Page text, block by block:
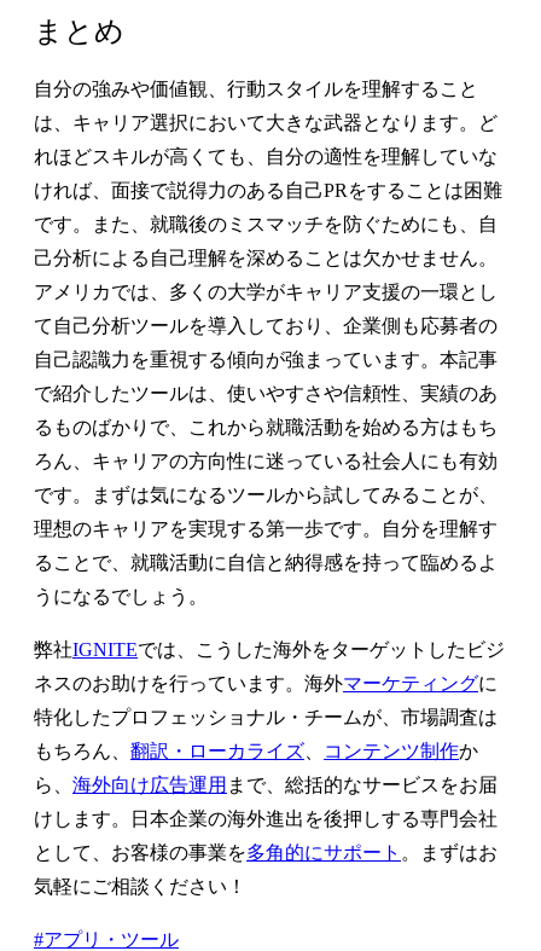
まとめ
自分の強みや価値観、行動スタイルを理解すること
は、キャリア選択において大きな武器となります。ど
れほどスキルが高くても、自分の適性を理解していな
ければ、面接で説得力のある自己PRをすることは困難
です。また、就職後のミスマッチを防ぐためにも、自
己分析による自己理解を深めることは欠かせません。
アメリカでは、多くの大学がキャリア支援の一環とし
て自己分析ツールを導入しており、企業側も応募者の
自己認識力を重視する傾向が強まっています。本記事
で紹介したツールは、使いやすさや信頼性、実績のあ
るものばかりで、これから就職活動を始める方はもち
ろん、キャリアの方向性に迷っている社会人にも有効
です。まずは気になるツールから試してみることが、
理想のキャリアを実現する第一歩です。自分を理解す
ることで、就職活動に自信と納得感を持って臨めるよ
うになるでしょう。
弊社IGNITEでは、こうした海外をターゲットしたビジ
ネスのお助けを行っています。海外マーケティングに
特化したプロフェッショナル・チームが、市場調査は
もちろん、 翻訳・ローカライズ コンテンツ制作か
ら、 海外向け広告運用 まで、総括的なサービスをお届
けします。日本企業の海外進出を後押しする専門会社
として、お客様の事業を多角的にサポート 。まずはお
気軽にご相談ください！
#アプリ・ツール